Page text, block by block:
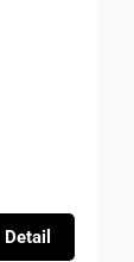
Detail